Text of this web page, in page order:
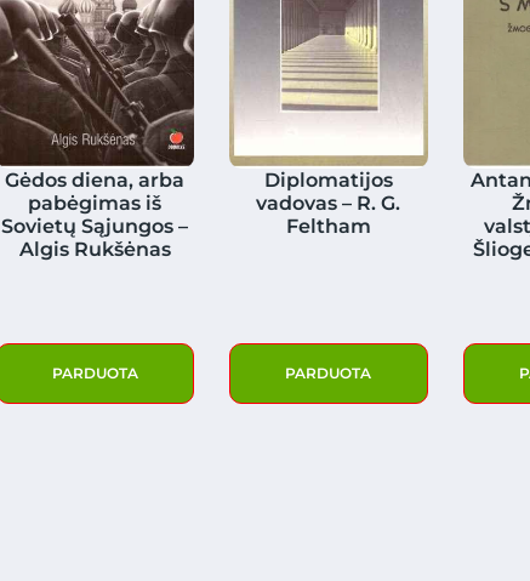
Gėdos diena, arba
pabėgimas iš
Sovietų Sąjungos –
Algis Rukšėnas
PARDUOTA
Diplomatijos
vadovas – R. G.
Feltham
PARDUOTA